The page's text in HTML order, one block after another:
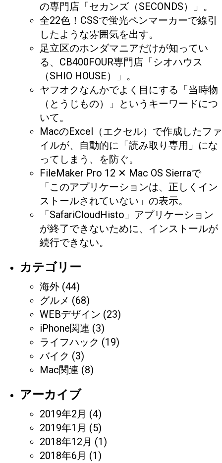
の専門店「セカンズ（SECONDS）」。
全22色！CSSで蛍光ペンマーカーで線引
したような雰囲気を出す。
足立区のホンダマニアだけが知ってい
る、CB400FOUR専門店「シオハウス
（SHIO HOUSE）」。
ヤフオクなんかでよく目にする「当時物
（とうじもの）」というキーワードにつ
いて。
MacのExcel（エクセル）で作成したファ
イルが、自動的に「読み取り専用」にな
ってしまう、を防ぐ。
FileMaker Pro 12 ✕ Mac OS Sierraで
「このアプリケーションは、正しくイン
ストールされていない」の表示。
「SafariCloudHisto」アプリケーション
が終了できないために、インストールが
続行できない。
カテゴリー
海外 (44)
グルメ (68)
WEBデザイン (23)
iPhone関連 (3)
ライフハック (19)
バイク (3)
Mac関連 (8)
アーカイブ
2019年2月 (4)
2019年1月 (5)
2018年12月 (1)
2018年6月 (1)